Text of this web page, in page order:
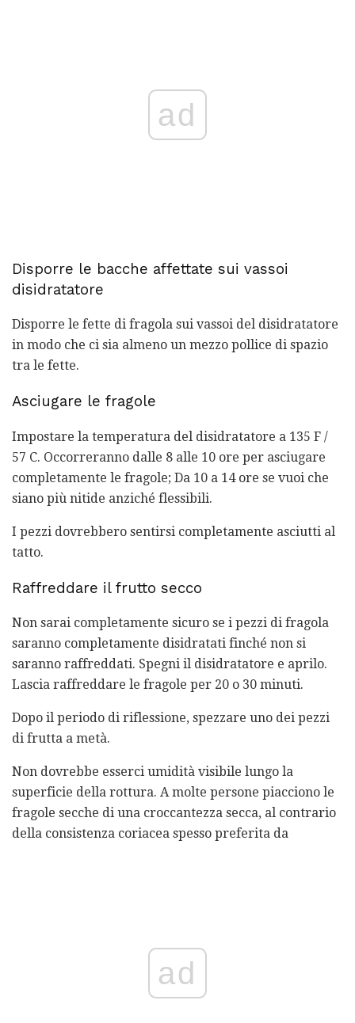
ad
Disporre le bacche affettate sui vassoi
disidratatore
Disporre le fette di fragola sui vassoi del disidratatore
in modo che ci sia almeno un mezzo pollice di spazio
tra le fette.
Asciugare le fragole
Impostare la temperatura del disidratatore a 135 F /
57 C. Occorreranno dalle 8 alle 10 ore per asciugare
completamente le fragole; Da 10 a 14 ore se vuoi che
siano più nitide anziché flessibili.
I pezzi dovrebbero sentirsi completamente asciutti al
tatto.
Raffreddare il frutto secco
Non sarai completamente sicuro se i pezzi di fragola
saranno completamente disidratati finché non si
saranno raffreddati. Spegni il disidratatore e aprilo.
Lascia raffreddare le fragole per 20 o 30 minuti.
Dopo il periodo di riflessione, spezzare uno dei pezzi
di frutta a metà.
Non dovrebbe esserci umidità visibile lungo la
superficie della rottura. A molte persone piacciono le
fragole secche di una croccantezza secca, al contrario
della consistenza coriacea spesso preferita da
ad